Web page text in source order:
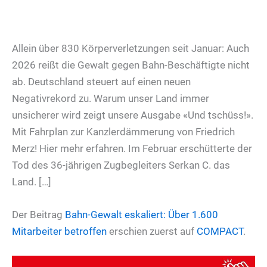
Allein über 830 Körperverletzungen seit Januar: Auch
2026 reißt die Gewalt gegen Bahn-Beschäftigte nicht
ab. Deutschland steuert auf einen neuen
Negativrekord zu. Warum unser Land immer
unsicherer wird zeigt unsere Ausgabe «Und tschüss!».
Mit Fahrplan zur Kanzlerdämmerung von Friedrich
Merz! Hier mehr erfahren. Im Februar erschütterte der
Tod des 36-jährigen Zugbegleiters Serkan C. das
Land. […]
Der Beitrag Bahn-Gewalt eskaliert: Über 1.600
Mitarbeiter betroffen erschien zuerst auf COMPACT.